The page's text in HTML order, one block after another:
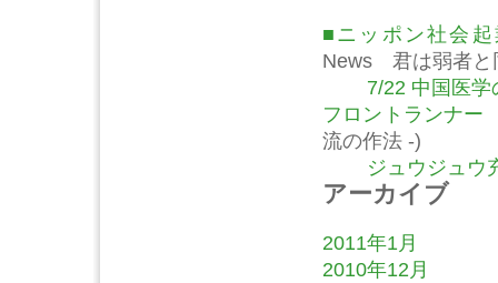
■ニッポン社会
News 君は弱者と
7/22 中国医
フロントランナー
流の作法 -)
ジュウジュウ
アーカイブ
2011年1月
2010年12月